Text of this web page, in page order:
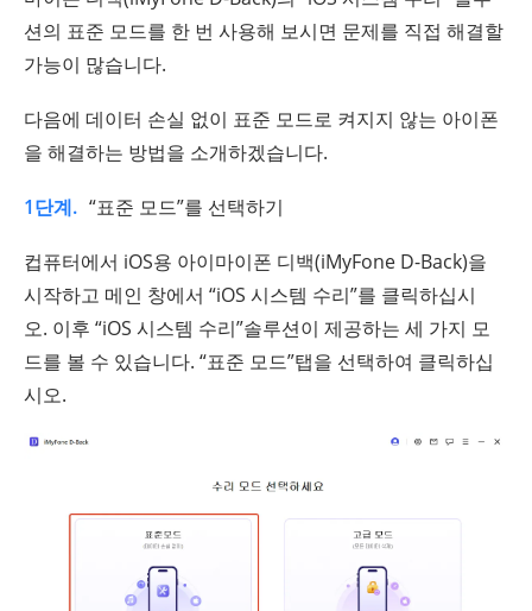
션의 표준 모드를 한 번 사용해 보시면 문제를 직접 해결할
가능이 많습니다.
다음에 데이터 손실 없이 표준 모드로 켜지지 않는 아이폰
을 해결하는 방법을 소개하겠습니다.
1단계. “표준 모드”를 선택하기
컵퓨터에서 iOS용 아이마이폰 디백(iMyFone D-Back)을
시작하고 메인 창에서 “iOS 시스템 수리”를 클릭하십시
오. 이후 “iOS 시스템 수리”솔루션이 제공하는 세 가지 모
드를 볼 수 있습니다. “표준 모드”탭을 선택하여 클릭하십
시오.